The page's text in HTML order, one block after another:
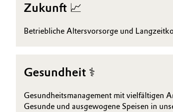
Zukunft 📈
Betriebliche Altersvorsorge und
Gesundheit ⚕️
Gesundheitsmanagement mit vielfältigen
Gesunde und ausgewogene Speisen in